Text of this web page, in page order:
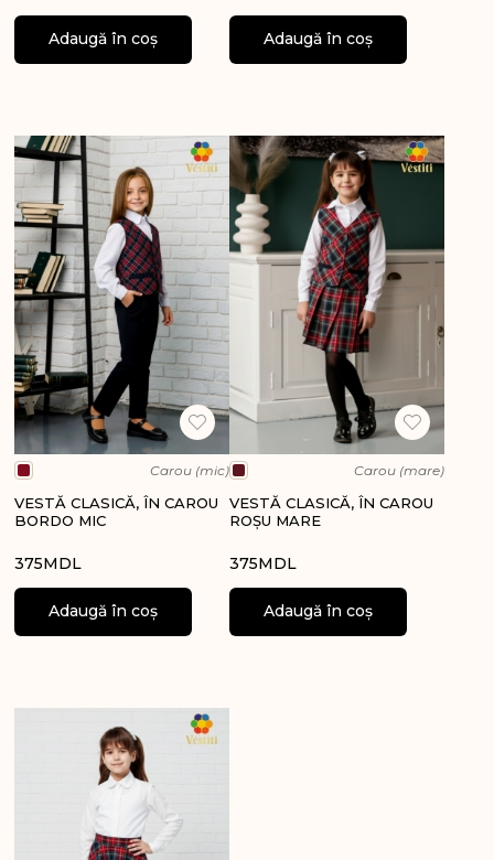
Adaugă în coș Adaugă în coș
Carou (mic)
VESTĂ CLASICĂ, ÎN CAROU
BORDO MIC
375MDL
Adaugă în coș
Carou (mare)
VESTĂ CLASICĂ, ÎN CAROU
ROȘU MARE
375MDL
Adaugă în coș